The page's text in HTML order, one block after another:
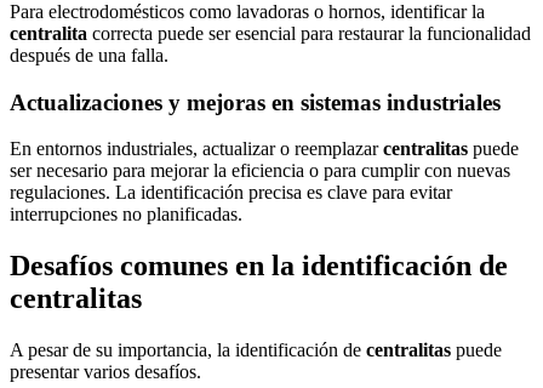
Para electrodomésticos como lavadoras o hornos, identificar la
centralita correcta puede ser esencial para restaurar la funcionalidad
después de una falla.
Actualizaciones y mejoras en sistemas industriales
En entornos industriales, actualizar o reemplazarcentralitas puede
ser necesario para mejorar la eficiencia o para cumplir con nuevas
regulaciones. La identificación precisa es clave para evitar
interrupciones no planificadas.
Desafíos comunes en la identificación de
centralitas
A pesar de su importancia, la identificación de centralitas puede
presentar varios desafíos.